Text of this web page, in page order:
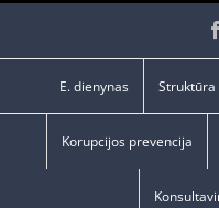
E. dienynas
Korupcijos prevencija